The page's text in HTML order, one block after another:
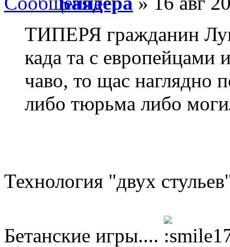
ТИПЕРЯ гражданин
када та с
чаво, то щас наглядно
либо тюрьма либо
Технология "двух
Бетанские игры....